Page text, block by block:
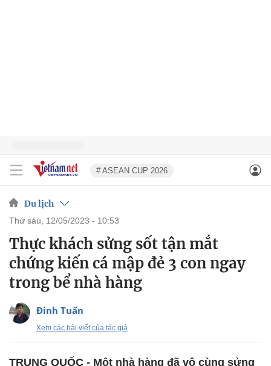
# ASEAN CUP 2026
Du lịch
thứ sáu, 12/05/2023 - 10:53
Thực khách sửng sốt tận mắt
chứng kiến cá mập đẻ 3 con ngay
trong bể nhà hàng
Đinh Tuấn
Xem các bài viết của tác giả
TRUNG QUỐC - Một nhà hàng đã vô cùng sửng